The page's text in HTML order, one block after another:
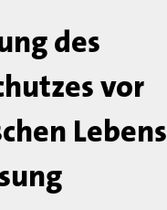
des
vor
Lebens